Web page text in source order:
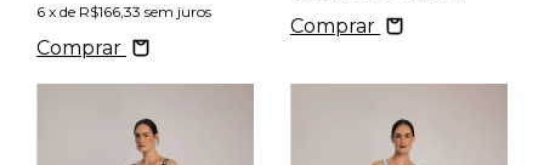
6 x de R$166,33 sem juros
Comprar
Comprar